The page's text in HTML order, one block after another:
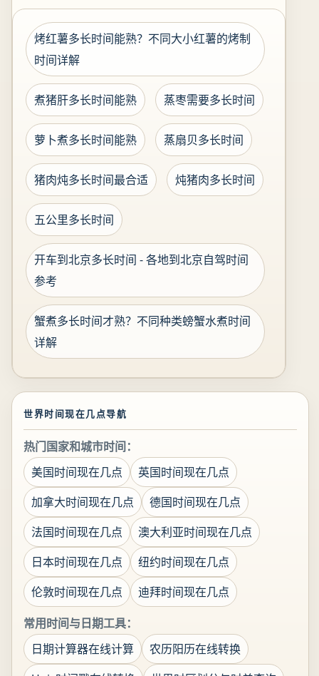
烤红薯多长时间能熟？不同大小红薯的烤制
时间详解
煮猪肝多长时间能熟 蒸枣需要多长时间
萝卜煮多长时间能熟 蒸扇贝多长时间
猪肉炖多长时间最合适 炖猪肉多长时间
五公里多长时间
开车到北京多长时间 - 各地到北京自驾时间
参考
蟹煮多长时间才熟？不同种类螃蟹水煮时间
详解
世界时间现在几点导航
热门国家和城市时间：
美国时间现在几点
英国时间现在几点
加拿大时间现在几点
德国时间现在几点
法国时间现在几点
澳大利亚时间现在几点
日本时间现在几点
纽约时间现在几点
伦敦时间现在几点
迪拜时间现在几点
常用时间与日期工具：
日期计算器在线计算
农历阳历在线转换